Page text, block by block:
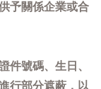
予關係企業或合
件號碼、生日、
行部分遮蔽，以